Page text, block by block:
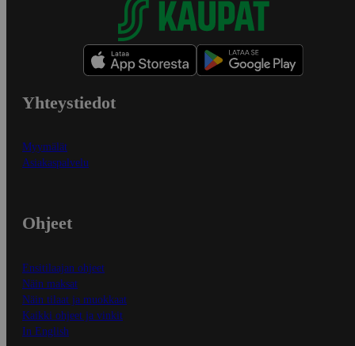
Yhteystiedot
Myymälät
Asiakaspalvelu
Ohjeet
Ensitilaajan ohjeet
Näin maksat
Näin tilaat ja muokkaat
Kaikki ohjeet ja vinkit
In English